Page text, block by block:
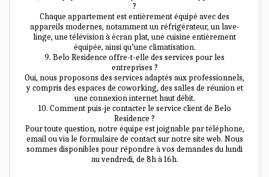
?
Chaque appartement est entièrement équipé avec des
appareils modernes, notamment un réfrigérateur, un lave-
linge, une télévision à écran plat, une cuisine entièrement
équipée, ainsi qu’une climatisation.
9. Belo Residence offre-t-elle des services pour les
entreprises ?
Oui, nous proposons des services adaptés aux professionnels,
y compris des espaces de coworking, des salles de réunion et
une connexion internet haut débit.
10. Comment puis-je contacter le service client de Belo
Residence ?
Pour toute question, notre équipe est joignable par téléphone,
email ou via le formulaire de contact sur notre site web. Nous
sommes disponibles pour répondre à vos demandes du lundi
au vendredi, de 8h à 16h.